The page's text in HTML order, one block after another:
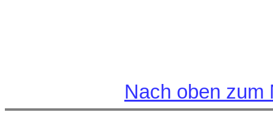
Nach oben zum